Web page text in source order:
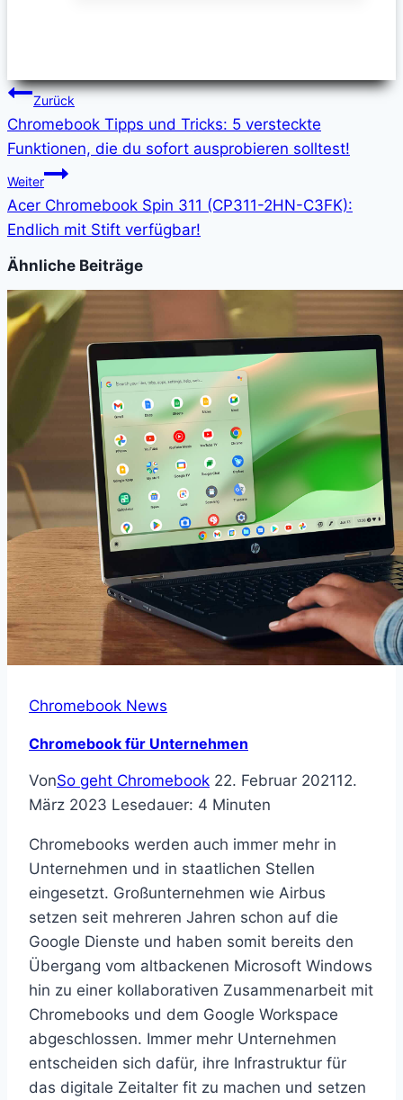
Beitragsnavigation
Zurück
Chromebook Tipps und Tricks: 5 versteckte
Funktionen, die du sofort ausprobieren solltest!
Weiter
Acer Chromebook Spin 311 (CP311-2HN-C3FK):
Endlich mit Stift verfügbar!
Ähnliche Beiträge
Chromebook News
Chromebook für Unternehmen
VonSo geht Chromebook 22. Februar 202112.
März 2023 Lesedauer: 4 Minuten
Chromebooks werden auch immer mehr in
Unternehmen und in staatlichen Stellen
eingesetzt. Großunternehmen wie Airbus
setzen seit mehreren Jahren schon auf die
Google Dienste und haben somit bereits den
Übergang vom altbackenen Microsoft Windows
hin zu einer kollaborativen Zusammenarbeit mit
Chromebooks und dem Google Workspace
abgeschlossen. Immer mehr Unternehmen
entscheiden sich dafür, ihre Infrastruktur für
das digitale Zeitalter fit zu machen und setzen